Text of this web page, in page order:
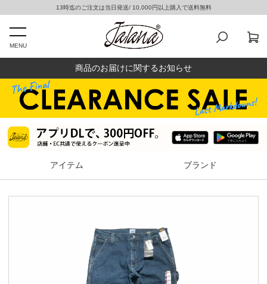
13時迄のご注文は当日発送/ 10,000円以上購入で送料無料
MENU
商品のお届けに関するお知らせ
アイテム ブランド